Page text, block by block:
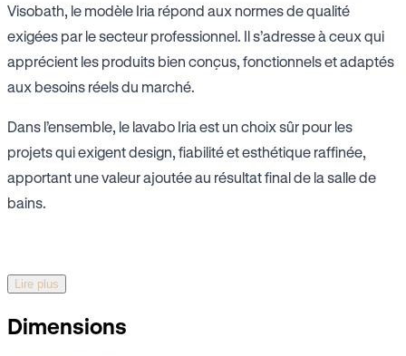
Visobath, le modèle Iria répond aux normes de qualité
exigées par le secteur professionnel. Il s’adresse à ceux qui
apprécient les produits bien conçus, fonctionnels et adaptés
aux besoins réels du marché.
Dans l’ensemble, le lavabo Iria est un choix sûr pour les
projets qui exigent design, fiabilité et esthétique raffinée,
apportant une valeur ajoutée au résultat final de la salle de
bains.
Lire plus
Dimensions